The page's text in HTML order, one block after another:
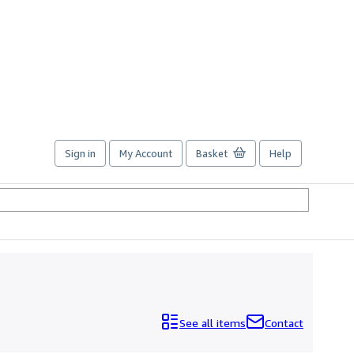
Sign in My Account Basket Help
See all items Contact